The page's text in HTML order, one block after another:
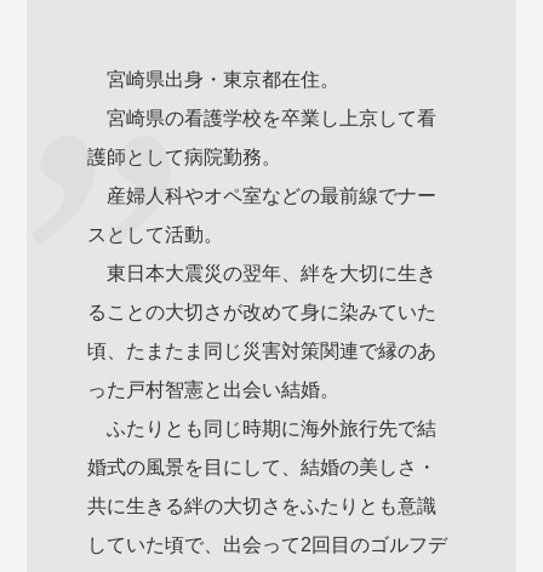
宮崎県出身・東京都在住。
宮崎県の看護学校を卒業し上京して看
護師として病院勤務。
産婦人科やオペ室などの最前線でナー
スとして活動。
東日本大震災の翌年、絆を大切に生き
ることの大切さが改めて身に染みていた
頃、たまたま同じ災害対策関連で縁のあ
った戸村智憲と出会い結婚。
ふたりとも同じ時期に海外旅行先で結
婚式の風景を目にして、結婚の美しさ・
共に生きる絆の大切さをふたりとも意識
していた頃で、出会って2回目のゴルフデ